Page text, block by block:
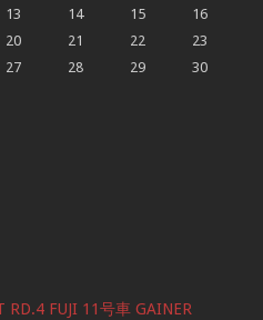
13 14 15
16
20 21 22
23
27 28 29
30
RD.4 FUJI 11号車 GAINER